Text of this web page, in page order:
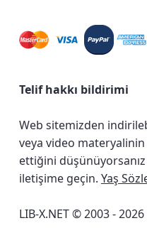
Telif hakkı bildirimi
Web sitemizden
veya video materyalinin
ettiğini
iletişime geçin. Yaş
LIB-X.NET © 2003 - 2026